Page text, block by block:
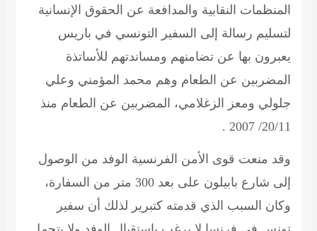
المنظمات النقابية والمدافعة عن الحقوق الإنسانية
لتسليم رسالة إلى السفير التونسي في باريس
يعبرون بها عن تضامنهم ومساندتهم للأساتذة
المضربين عن الطعام وهم محمد المؤمني وعلي
جلولي ومعز الزغلامي، المضربين عن الطعام منذ
20/11/ 2007 .
وقد منعت قوى الأمن الفرنسية الوفد من الوصول
إلى شارع بابيلون على بعد 300 متر من السفارة،
وكان السبب الذي قدمته كتبرير لذلك أن سفير